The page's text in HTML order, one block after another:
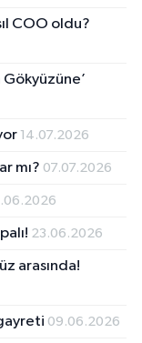
COO oldu?
Gökyüzüne’
14.07.2026
mı? 07.07.2026
23.06.2026
arasında!
09.06.2026